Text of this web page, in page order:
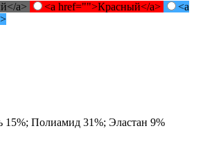
a>
<a href="">Красный</a>
<a
Полиамид 31%; Эластан 9%